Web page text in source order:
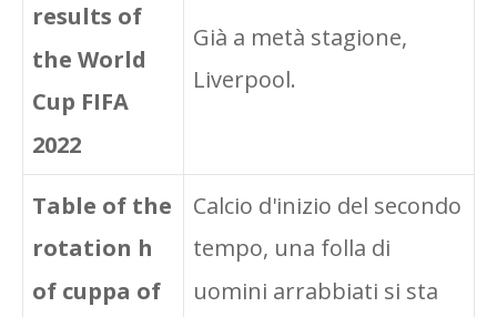
results of
the World
Cup FIFA
2022
Già a metà stagione,
Liverpool.
Table of the
rotation h
of cuppa of
Calcio d'inizio del secondo
tempo, una folla di
uomini arrabbiati si sta